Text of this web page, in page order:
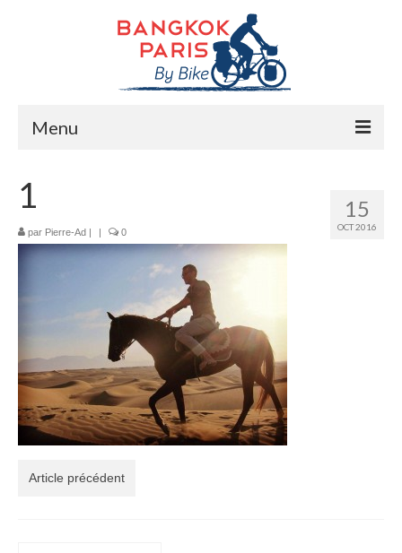
Menu
La route
Me soutenir
Presse
15
OCT 2016
1
par Pierre-Ad | | 0
Article précédent